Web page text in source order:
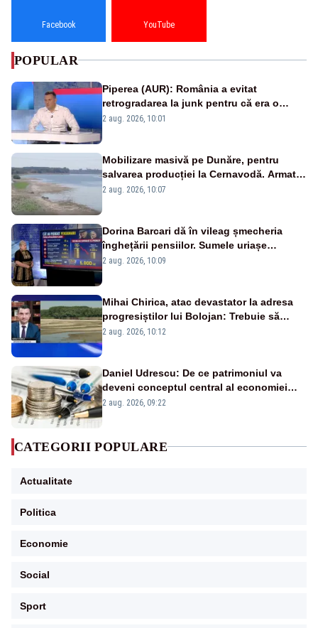
Facebook YouTube
POPULAR
Piperea (AUR): România a evitat
retrogradarea la junk pentru că era o
catastrofă pentru bănci și fondurile de
2 aug. 2026, 10:01
Mobilizare masivă pe Dunăre, pentru
salvarea producției la Cernavodă. Armata
va detona o stâncă și va devia apa
2 aug. 2026, 10:07
Dorina Barcari dă în vileag șmecheria
înghețării pensiilor. Sumele uriașe
pierdute de fiecare român
2 aug. 2026, 10:09
Mihai Chirica, atac devastator la adresa
progresiștilor lui Bolojan: Trebuie să
protejăm și natura, dar nu șținem omaneii
2 aug. 2026, 10:12
Daniel Udrescu: De ce patrimoniul va
deveni conceptul central al economiei
viitoare?
2 aug. 2026, 09:22
CATEGORII POPULARE
Actualitate
Politica
Economie
Social
Sport